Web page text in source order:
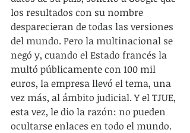
los resultados con su nombre
desparecieran de todas las versiones
del mundo. Pero la multinacional se
negó y, cuando el Estado francés la
multó públicamente con 100 mil
euros, la empresa llevó el tema, una
vez más, al ámbito judicial. Y el TJUE,
esta vez, le dio la razón: no pueden
ocultarse enlaces en todo el mundo.